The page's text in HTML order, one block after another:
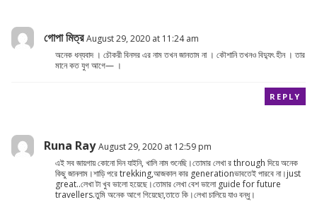
গোপা মিত্র August 29, 2020 at 11:24 am
অনেক ধন্যবাদ । চৌকরী বিনসর এর নাম তখন জানতাম না । কৌশানি তখনও বিদ্যুৎ হীন । তার
মানে কত যুগ আগে— ।
REPLY
Runa Ray August 29, 2020 at 12:59 pm
এই সব জায়গায় কোনো দিন যাইনি, খালি নাম শুনেছি।তোমার লেখা র through দিয়ে অনেক
কিছু জানলাম।শাড়ি পরে trekking,আজকাল কার generationভাবতেই পারবে না।just
great..লেখা টা খুব ভালো হয়েছে।তোমার লেখা বেশ ভালো guide for future
travellers.তুমি অনেক আগে গিয়েছো,তাতে কি।লেখা চালিয়ে যাও বন্ধু।